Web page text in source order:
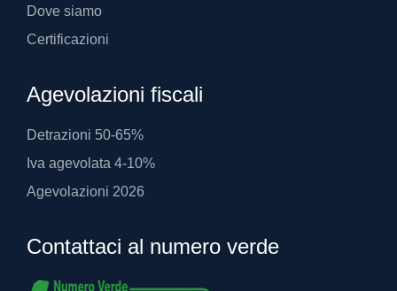
Dove siamo
Certificazioni
Agevolazioni fiscali
Detrazioni 50-65%
Iva agevolata 4-10%
Agevolazioni 2026
Contattaci al numero verde